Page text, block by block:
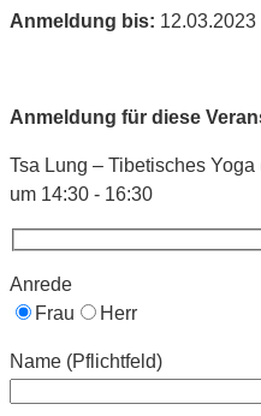
Anmeldung bis: 12.03.2023
Anmeldung für diese
Tsa Lung – Tibetisches
um 14:30 - 16:30
Anrede
Frau
Herr
Name (Pflichtfeld)